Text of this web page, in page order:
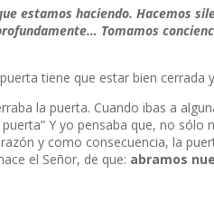
estamos haciendo. Hacemos
Tomamos
tiene que estar bien cerrada
la puerta. Cuando ibas a
Y yo pensaba que, no
y como consecuencia, la
el Señor, de que: abramos